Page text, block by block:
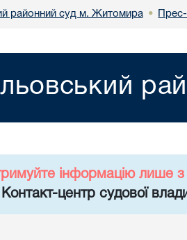
районний суд м. Житомира •
інформацію лише з
центр судової